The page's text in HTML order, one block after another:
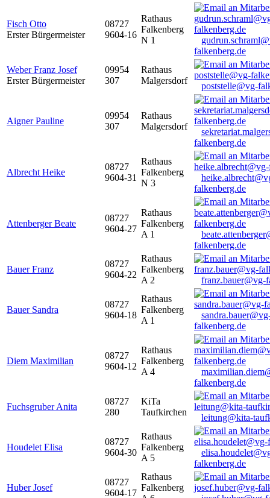
Fisch Otto
Erster Bürgermeister
08727
9604-16
Rathaus
Falkenberg
N 1
falkenberg.de
Weber Franz Josef
Erster Bürgermeister
09954
307
Rathaus
Malgersdorf
poststelle@vg-
Aigner Pauline
09954
307
Rathaus
Malgersdorf
falkenberg.de
Albrecht Heike
08727
9604-31
Rathaus
Falkenberg
N 3
falkenberg.de
Attenberger Beate
08727
9604-27
Rathaus
Falkenberg
A 1
falkenberg.de
Bauer Franz
08727
9604-22
Rathaus
Falkenberg
A 2
franz.bauer@vg-
Bauer Sandra
08727
9604-18
Rathaus
Falkenberg
A 1
falkenberg.de
Diem Maximilian
08727
9604-12
Rathaus
Falkenberg
A 4
falkenberg.de
Fuchsgruber Anita
08727
280
KiTa
Taufkirchen
leitung@kita-
Houdelet Elisa
08727
9604-30
Rathaus
Falkenberg
A 5
falkenberg.de
Huber Josef
08727
9604-17
Rathaus
Falkenberg